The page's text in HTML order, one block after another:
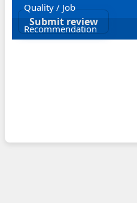
Quality / Job
Recommendation
Submit review